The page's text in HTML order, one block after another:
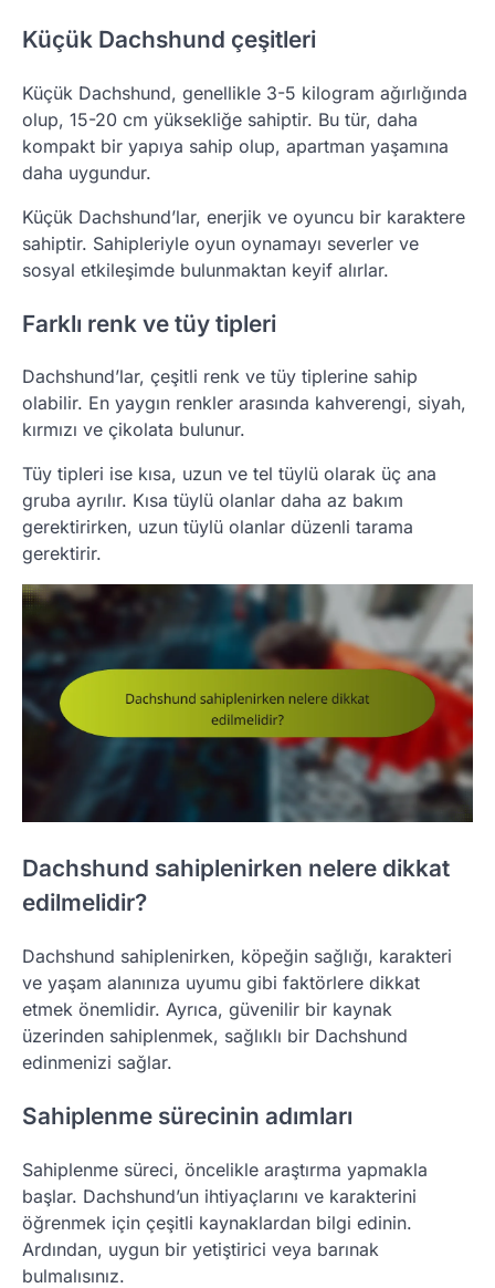
Küçük Dachshund çeşitleri
Küçük Dachshund, genellikle 3-5 kilogram ağırlığında
olup, 15-20 cm yüksekliğe sahiptir. Bu tür, daha
kompakt bir yapıya sahip olup, apartman yaşamına
daha uygundur.
Küçük Dachshund’lar, enerjik ve oyuncu bir karaktere
sahiptir. Sahipleriyle oyun oynamayı severler ve
sosyal etkileşimde bulunmaktan keyif alırlar.
Farklı renk ve tüy tipleri
Dachshund’lar, çeşitli renk ve tüy tiplerine sahip
olabilir. En yaygın renkler arasında kahverengi, siyah,
kırmızı ve çikolata bulunur.
Tüy tipleri ise kısa, uzun ve tel tüylü olarak üç ana
gruba ayrılır. Kısa tüylü olanlar daha az bakım
gerektirirken, uzun tüylü olanlar düzenli tarama
gerektirir.
Dachshund sahiplenirken nelere dikkat
edilmelidir?
Dachshund sahiplenirken, köpeğin sağlığı, karakteri
ve yaşam alanınıza uyumu gibi faktörlere dikkat
etmek önemlidir. Ayrıca, güvenilir bir kaynak
üzerinden sahiplenmek, sağlıklı bir Dachshund
edinmenizi sağlar.
Sahiplenme sürecinin adımları
Sahiplenme süreci, öncelikle araştırma yapmakla
başlar. Dachshund’un ihtiyaçlarını ve karakterini
öğrenmek için çeşitli kaynaklardan bilgi edinin.
Ardından, uygun bir yetiştirici veya barınak
bulmalısınız.